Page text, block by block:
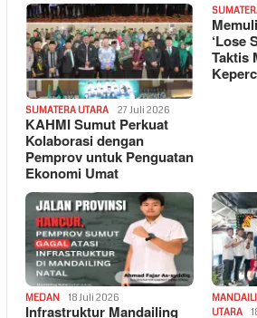
SUMATERA UTARA 27 Juli 2026
KAHMI Sumut Perkuat
Kolaborasi dengan
Pemprov untuk Penguatan
Ekonomi Umat
‘Lose
Taktis
MEDAN 18 Juli 2026
Infrastruktur Mandailing
UTARA